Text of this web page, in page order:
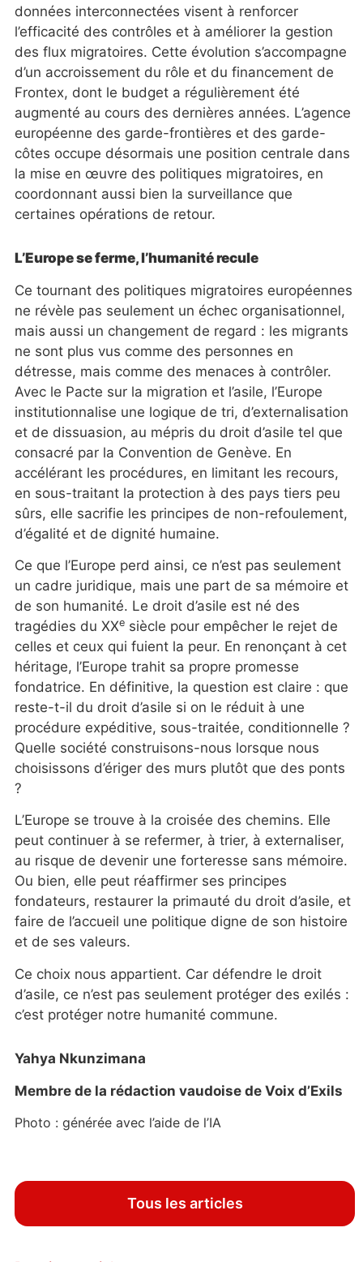
données interconnectées visent à renforcer
l’efficacité des contrôles et à améliorer la gestion
des flux migratoires. Cette évolution s’accompagne
d’un accroissement du rôle et du financement de
Frontex, dont le budget a régulièrement été
augmenté au cours des dernières années. L’agence
européenne des garde-frontières et des garde-
côtes occupe désormais une position centrale dans
la mise en œuvre des politiques migratoires, en
coordonnant aussi bien la surveillance que
certaines opérations de retour.
L’Europe se ferme, l’humanité recule
Ce tournant des politiques migratoires européennes
ne révèle pas seulement un échec organisationnel,
mais aussi un changement de regard : les migrants
ne sont plus vus comme des personnes en
détresse, mais comme des menaces à contrôler.
Avec le Pacte sur la migration et l’asile, l’Europe
institutionnalise une logique de tri, d’externalisation
et de dissuasion, au mépris du droit d’asile tel que
consacré par la Convention de Genève. En
accélérant les procédures, en limitant les recours,
en sous-traitant la protection à des pays tiers peu
sûrs, elle sacrifie les principes de non-refoulement,
d’égalité et de dignité humaine.
Ce que l’Europe perd ainsi, ce n’est pas seulement
un cadre juridique, mais une part de sa mémoire et
de son humanité. Le droit d’asile est né des
tragédies du XXe siècle pour empêcher le rejet de
celles et ceux qui fuient la peur. En renonçant à cet
héritage, l’Europe trahit sa propre promesse
fondatrice. En définitive, la question est claire : que
reste-t-il du droit d’asile si on le réduit à une
procédure expéditive, sous-traitée, conditionnelle ?
Quelle société construisons-nous lorsque nous
choisissons d’ériger des murs plutôt que des ponts
?
L’Europe se trouve à la croisée des chemins. Elle
peut continuer à se refermer, à trier, à externaliser,
au risque de devenir une forteresse sans mémoire.
Ou bien, elle peut réaffirmer ses principes
fondateurs, restaurer la primauté du droit d’asile, et
faire de l’accueil une politique digne de son histoire
et de ses valeurs.
Ce choix nous appartient. Car défendre le droit
d’asile, ce n’est pas seulement protéger des exilés :
c’est protéger notre humanité commune.
Yahya Nkunzimana
Membre de la rédaction vaudoise de Voix d’Exils
Photo : générée avec l’aide de l’IA
Tous les articles